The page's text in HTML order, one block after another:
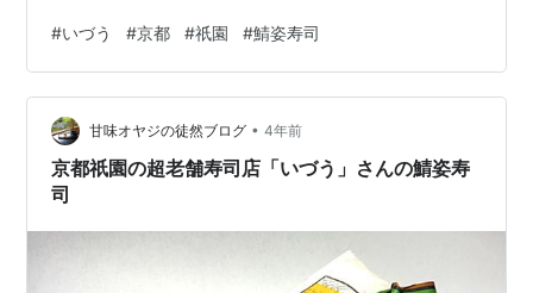
した。 今回いただいたのは鯖姿寿司４貫（¥2,200）と京
ちらし寿司（¥3,300）です。 鯖姿寿司は想像以上に満足
な一品でした。ごはんと鯖のバランスが良く、一口食べ
るとしっかり鯖の身を感じられました。 このような寿司
の場合、具の存在感が弱くてごはんばかり感じがちのも
のも多いのですが、確かにこ…
#いづう #京都 #祇園 #鯖姿寿司
甘味オヤジの徒然ブログ • 4年前
京都祇園の超老舗寿司店「いづう」さんの鯖姿寿
司